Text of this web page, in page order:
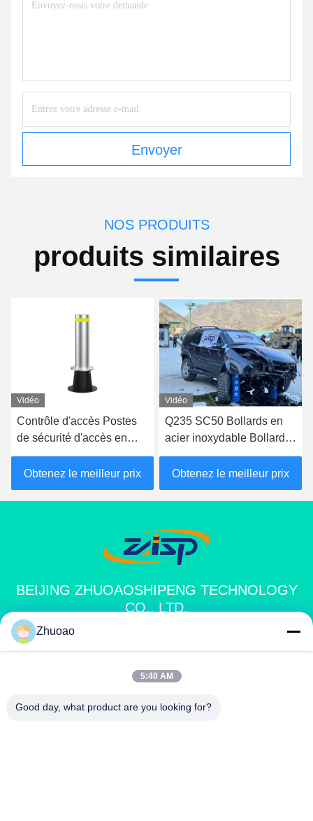
Envoyer
NOS PRODUITS
produits similaires
Vidéo
Q235 SC50 Bollards en
acier inoxydable Bollards
fixes pour le contrôle
d'accès
Obtenez le meilleur prix
Vidéo
450 mm de profondeur
bleu M30 poste de
sécurité télescopique
Obtenez le meilleur prix
BEIJING ZHUOAOSHIPENG TECHNOLOGY
CO., LTD.
86-138-10893981
Zhuoao
5:40 AM
Good day, what product are you looking for?